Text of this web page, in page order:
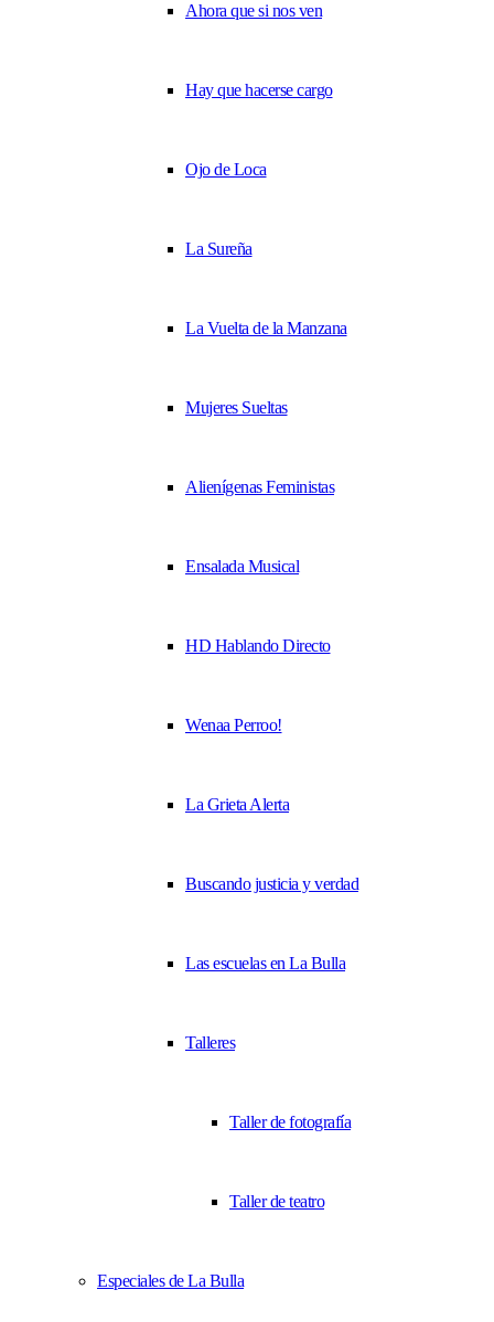
Ahora que si nos ven
Hay que hacerse cargo
Ojo de Loca
La Sureña
La Vuelta de la Manzana
Mujeres Sueltas
Alienígenas Feministas
Ensalada Musical
HD Hablando Directo
Wenaa Perroo!
La Grieta Alerta
Buscando justicia y verdad
Las escuelas en La Bulla
Talleres
Taller de fotografía
Taller de teatro
Especiales de La Bulla